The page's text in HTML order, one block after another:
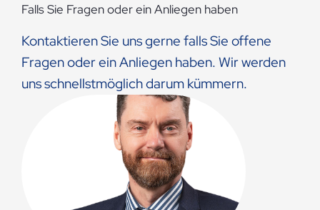
Falls Sie Fragen oder ein Anliegen haben
Kontaktieren Sie uns gerne falls Sie offene
Fragen oder ein Anliegen haben. Wir werden
uns schnellstmöglich darum kümmern.